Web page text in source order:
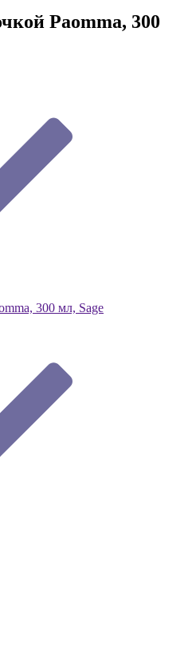
Paomma, 300